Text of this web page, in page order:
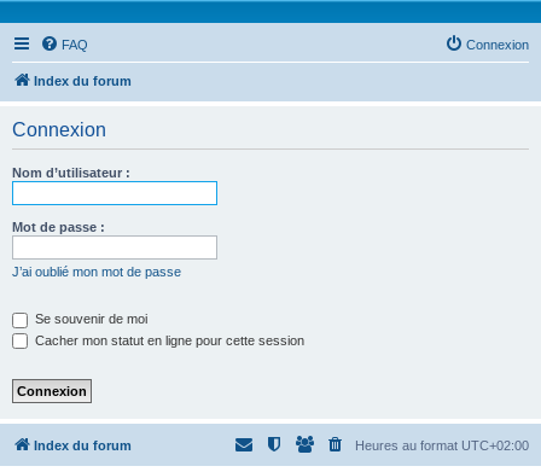
FAQ Connexion
Index du forum
Connexion
Nom d’utilisateur :
Mot de passe :
J’ai oublié mon mot de passe
Se souvenir de moi
Cacher mon statut en ligne pour cette session
Index du forum Heures au format UTC+02:00